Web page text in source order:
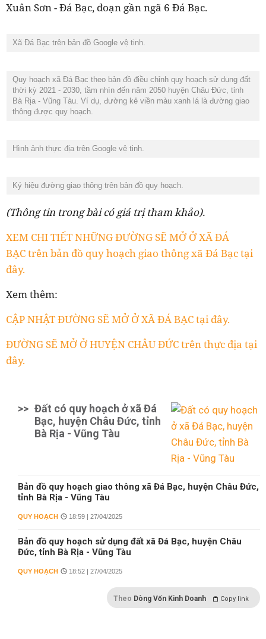
Xuân Sơn - Đá Bạc, đoạn gần ngã 6 Đá Bạc.
Xã Đá Bạc trên bản đồ Google vệ tinh.
Quy hoạch xã Đá Bạc theo bản đồ điều chỉnh quy hoạch sử dụng đất
thời kỳ 2021 - 2030, tầm nhìn đến năm 2050 huyện Châu Đức, tỉnh
Bà Rịa - Vũng Tàu. Ví dụ, đường kẻ viền màu xanh lá là đường giao
thông được quy hoạch.
Hình ảnh thực địa trên Google vệ tinh.
Ký hiệu đường giao thông trên bản đồ quy hoạch.
(Thông tin trong bài có giá trị tham khảo).
XEM CHI TIẾT NHỮNG ĐƯỜNG SẼ MỞ Ở XÃ ĐÁ
BẠC trên bản đồ quy hoạch giao thông xã Đá Bạc tại
đây.
Xem thêm:
CẬP NHẬT ĐƯỜNG SẼ MỞ Ở XÃ ĐÁ BẠC tại đây.
ĐƯỜNG SẼ MỞ Ở HUYỆN CHÂU ĐỨC trên thực địa tại
đây.
>> Đất có quy hoạch ở xã Đá
Bạc, huyện Châu Đức, tỉnh
Bà Rịa - Vũng Tàu
Bản đồ quy hoạch giao thông xã Đá Bạc, huyện Châu Đức,
tỉnh Bà Rịa - Vũng Tàu
QUY HOẠCH 18:59 | 27/04/2025
Bản đồ quy hoạch sử dụng đất xã Đá Bạc, huyện Châu
Đức, tỉnh Bà Rịa - Vũng Tàu
QUY HOẠCH 18:52 | 27/04/2025
Theo Dòng Vốn Kinh Doanh Copy link